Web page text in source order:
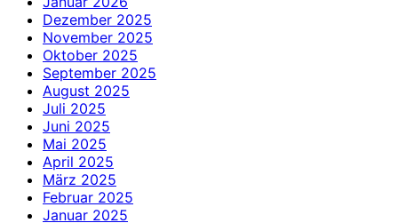
Dezember 2025
November 2025
Oktober 2025
September 2025
August 2025
Juli 2025
Juni 2025
Mai 2025
April 2025
März 2025
Februar 2025
Januar 2025